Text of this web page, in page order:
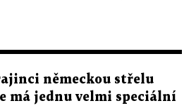
německou střelu
má jednu velmi speciální